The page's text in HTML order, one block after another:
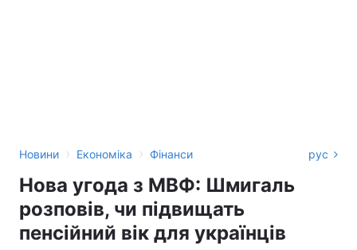
Новини › Економіка › Фінанси рус
Нова угода з МВФ: Шмигаль
розповів, чи підвищать
пенсійний вік для українців